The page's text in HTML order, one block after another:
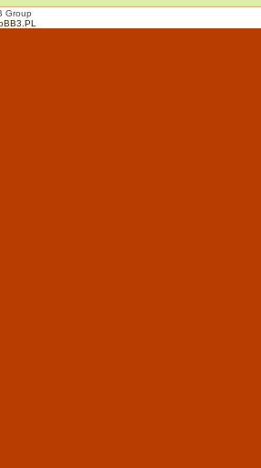
Group